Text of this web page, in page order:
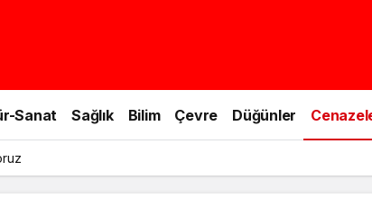
Sanat Sağlık Bilim Çevre Düğünler